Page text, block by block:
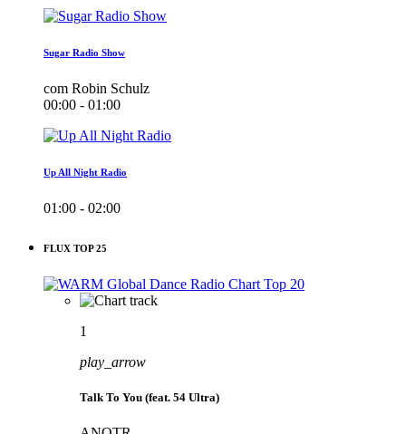
Sugar Radio Show
com Robin Schulz
00:00 - 01:00
Up All Night Radio
01:00 - 02:00
FLUX TOP 25
1
play_arrow
Talk To You (feat. 54 Ultra)